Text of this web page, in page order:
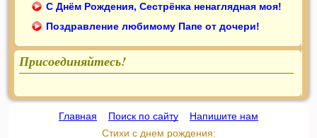
С Днём Рождения, Сестрёнка ненаглядная моя!
Поздравление любимому Папе от дочери!
Присоединяйтесь!
Главная Поиск по сайту
Напишите нам
Стихи с днем рождения: